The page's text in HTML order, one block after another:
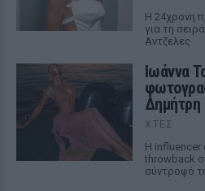
Η 24χρονη
για τη
Αντζελες
Ιωάννα
Δημήτρη
ΧΤΕΣ
Η influencer
throwback
σύντροφό